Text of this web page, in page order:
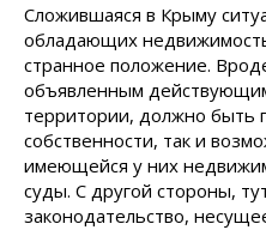
Сложившаяся в Крыму
обладающих
странное положение.
объявленным
территории, должно быть
собственности, так и
имеющейся у них
суды. С другой стороны,
законодательство,